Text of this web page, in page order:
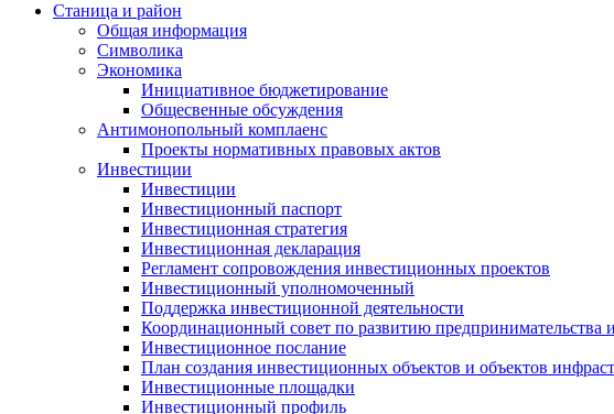
Станица и район
Общая информация
Символика
Экономика
Инициативное бюджетирование
Общесвенные обсуждения
Антимонопольный комплаенс
Проекты нормативных правовых актов
Инвестиции
Инвестиции
Инвестиционный паспорт
Инвестиционная стратегия
Инвестиционная декларация
Регламент сопровождения инвестиционных проектов
Инвестиционный уполномоченный
Поддержка инвестиционной деятельности
Координационный совет по развитию
Инвестиционное послание
План создания инвестиционных объектов и объектов
Инвестиционные площадки
Инвестиционный профиль